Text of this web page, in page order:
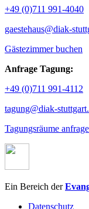
+49 (0)711 991-4040
gaestehaus@diak-
Gästezimmer buchen
Anfrage Tagung:
+49 (0)711 991-4112
tagung@diak-
Tagungsräume
Ein Bereich der
Datenschutz